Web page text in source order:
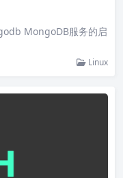
MongoDB服务的启
Linux